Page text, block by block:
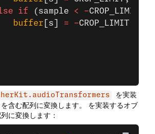
if (sample < -CROP_LIMIT)
buffer
[s] = -CROP_LIMIT;
を実装
含む配列に変換します。 を実装するオブ
に変換します：